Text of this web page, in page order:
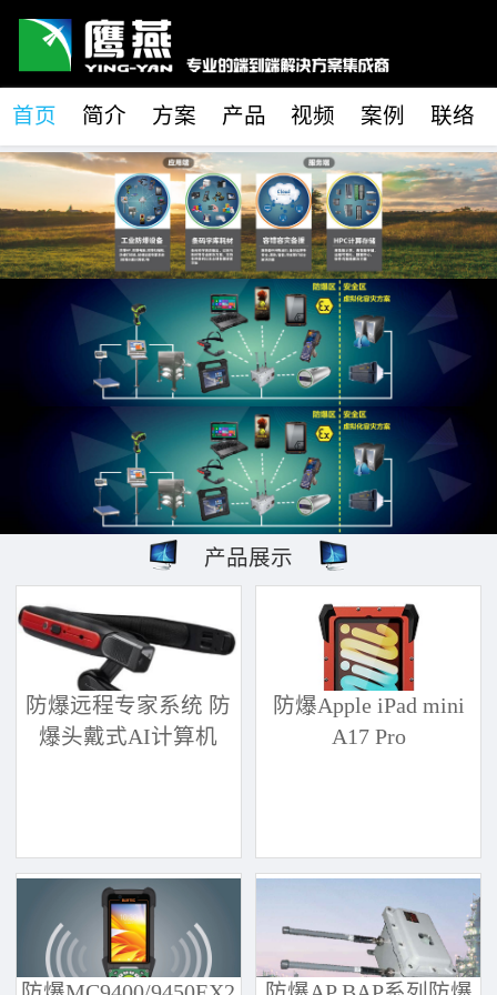
首页 简介 方案 产品 视频 案例 联络
产品展示
防爆远程专家系统 防
爆头戴式AI计算机
防爆Apple iPad mini
A17 Pro